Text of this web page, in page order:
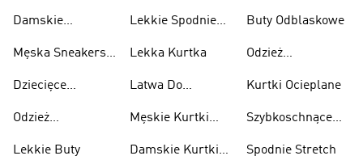
Damskie
Przewiewne
Męska Sneakersy
Dziecięce
Przewiewne
Odzież
Lekkie Buty
Lekkie Spodnie
Lekka Kurtka
Latwa Do
Kurtki
Męskie Kurtki
Damskie Kurtki
Buty Odblaskowe
Odzież
Kurtki Ocieplane
Szybkoschnące
Spodnie Stretch